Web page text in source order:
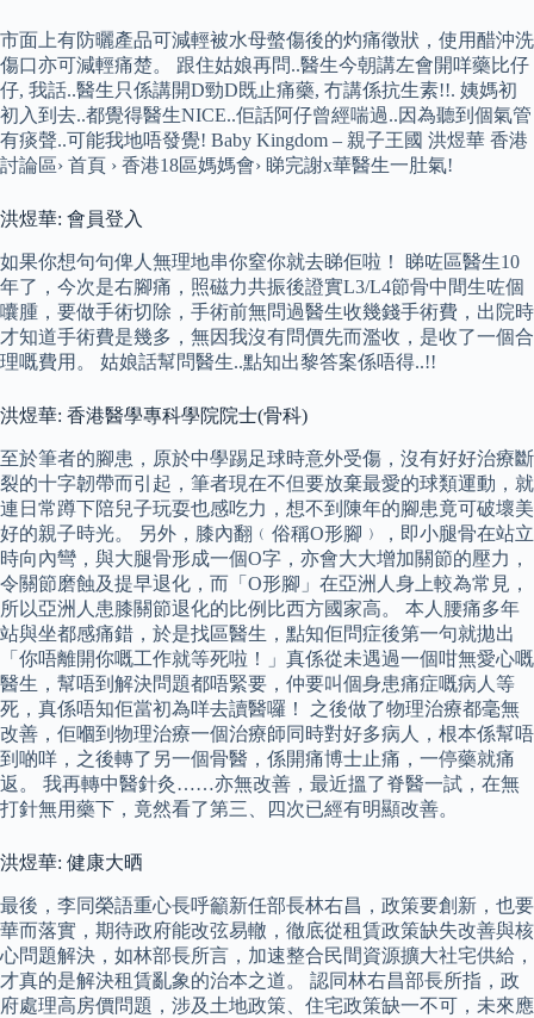
市面上有防曬產品可減輕被水母螫傷後的灼痛徵狀，使用醋沖洗
傷口亦可減輕痛楚。 跟住姑娘再問..醫生今朝講左會開咩藥比仔
仔, 我話..醫生只係講開D勁D既止痛藥, 冇講係抗生素!!. 姨媽初
初入到去..都覺得醫生NICE..佢話阿仔曾經喘過..因為聽到個氣管
有痰聲..可能我地唔發覺! Baby Kingdom – 親子王國 洪煜華 香港
討論區› 首頁 › 香港18區媽媽會› 睇完謝x華醫生一肚氣!
洪煜華: 會員登入
如果你想句句俾人無理地串你窒你就去睇佢啦！ 睇咗區醫生10
年了，今次是右腳痛，照磁力共振後證實L3/L4節骨中間生咗個
囔腫，要做手術切除，手術前無問過醫生收幾錢手術費，出院時
才知道手術費是幾多，無因我沒有問價先而濫收，是收了一個合
理嘅費用。 姑娘話幫問醫生..點知出黎答案係唔得..!!
洪煜華: 香港醫學專科學院院士(骨科)
至於筆者的腳患，原於中學踢足球時意外受傷，沒有好好治療斷
裂的十字韌帶而引起，筆者現在不但要放棄最愛的球類運動，就
連日常蹲下陪兒子玩耍也感吃力，想不到陳年的腳患竟可破壞美
好的親子時光。 另外，膝內翻﹙俗稱O形腳﹚，即小腿骨在站立
時向內彎，與大腿骨形成一個O字，亦會大大增加關節的壓力，
令關節磨蝕及提早退化，而「O形腳」在亞洲人身上較為常見，
所以亞洲人患膝關節退化的比例比西方國家高。 本人腰痛多年
站與坐都感痛錯，於是找區醫生，點知佢問症後第一句就拋出
「你唔離開你嘅工作就等死啦！」真係從未遇過一個咁無愛心嘅
醫生，幫唔到解決問題都唔緊要，仲要叫個身患痛症嘅病人等
死，真係唔知佢當初為咩去讀醫囉！ 之後做了物理治療都毫無
改善，佢嗰到物理治療一個治療師同時對好多病人，根本係幫唔
到啲咩，之後轉了另一個骨醫，係開痛博士止痛，一停藥就痛
返。 我再轉中醫針灸……亦無改善，最近搵了脊醫一試，在無
打針無用藥下，竟然看了第三、四次已經有明顯改善。
洪煜華: 健康大晒
最後，李同榮語重心長呼籲新任部長林右昌，政策要創新，也要
華而落實，期待政府能改弦易轍，徹底從租賃政策缺失改善與核
心問題解決，如林部長所言，加速整合民間資源擴大社宅供給，
才真的是解決租賃亂象的治本之道。 認同林右昌部長所指，政
府處理高房價問題，涉及土地政策、住宅政策缺一不可，未來應